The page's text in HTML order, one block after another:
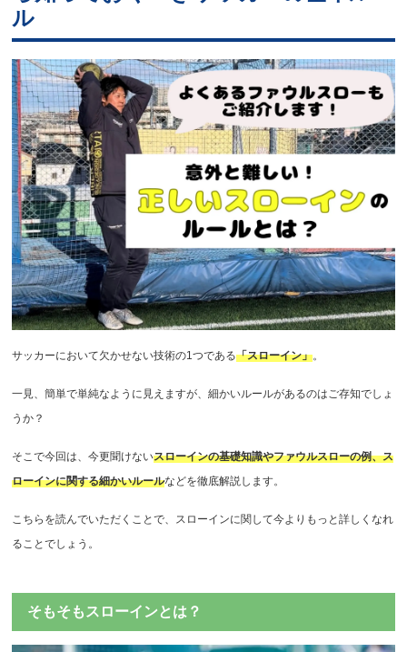
ル
サッカーにおいて欠かせない技術の1つである「スローイン」。
一見、簡単で単純なように見えますが、細かいルールがあるのはご存知でしょ
うか？
そこで今回は、今更聞けないスローインの基礎知識やファウルスローの例、ス
ローインに関する細かいルールなどを徹底解説します。
こちらを読んでいただくことで、スローインに関して今よりもっと詳しくなれ
ることでしょう。
そもそもスローインとは？